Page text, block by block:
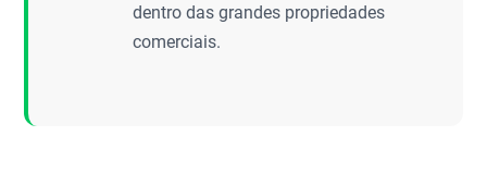
dentro das grandes propriedades
comerciais.